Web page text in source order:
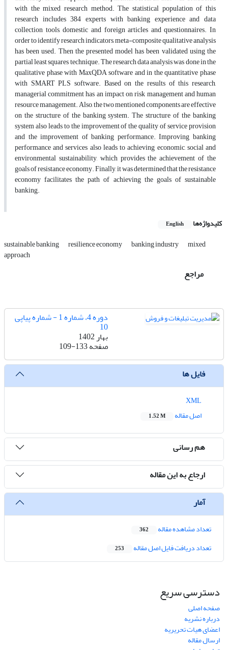
with the mixed research method. The statistical population of this
research includes 384 experts with banking experience and data
collection tools, domestic and foreign articles and questionnaires. In
order to identify research indicators, meta-composite qualitative analysis
has been used. Then the presented model has been validated using the
partial least squares technique. The research data analysis was done in the
qualitative phase with MaxQDA software and in the quantitative phase
with SMART PLS software. Based on the results of this research,
managerial commitment has an impact on risk management and human
resource management. Also, the two mentioned components are effective
on the structure of the banking system. The structure of the banking
system also leads to the improvement of the quality of service provision
and the improvement of banking performance. Improving banking
performance and services also leads to achieving economic, social and
environmental sustainability, which provides the achievement of the
goals of resistance economy. Finally, it was determined that the resistance
economy facilitates the path of achieving the goals of sustainable
banking.
کلیدواژه‌ها English
sustainable banking resilience economy banking industry mixed
approach
مراجع
دوره 4، شماره 1 - شماره پیاپی
10
بهار 1402
صفحه109-133
فایل ها
اصل مقاله
1.52 M
هم رسانی
ارجاع به این مقاله
آمار
تعداد مشاهده مقاله 362
تعداد دریافت فایل اصل مقاله 253
دسترسی سریع
صفحه اصلی
درباره نشریه
اعضای هیات تحریریه
ارسال مقاله